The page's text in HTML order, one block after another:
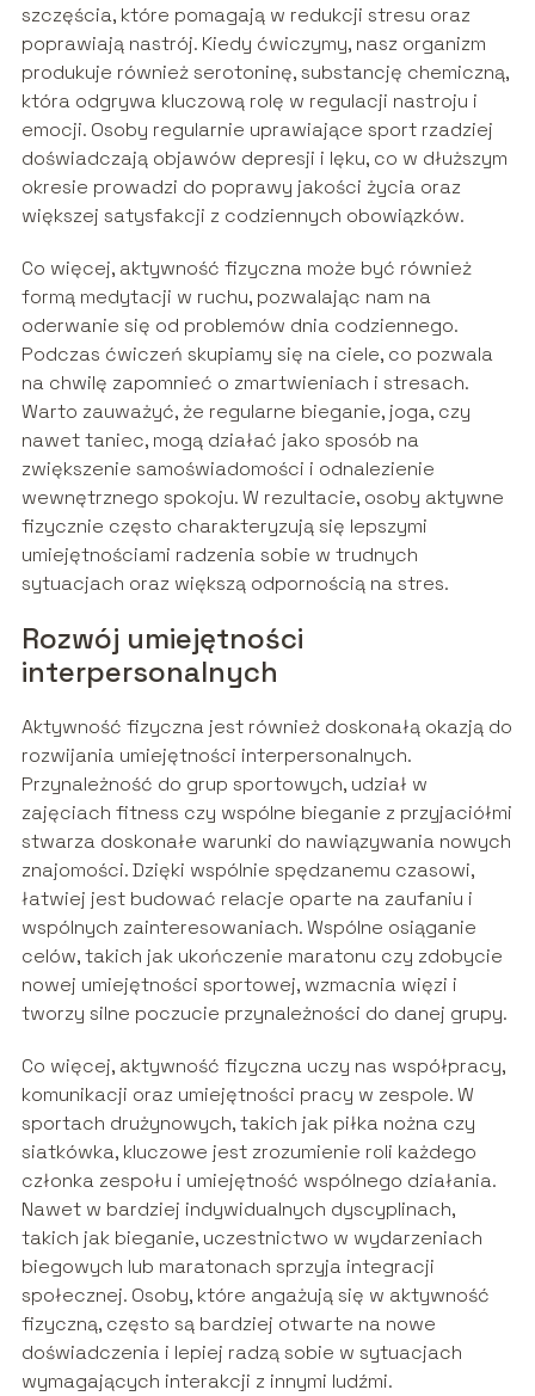
szczęścia, które pomagają w redukcji stresu oraz
poprawiają nastrój. Kiedy ćwiczymy, nasz organizm
produkuje również serotoninę, substancję chemiczną,
która odgrywa kluczową rolę w regulacji nastroju i
emocji. Osoby regularnie uprawiające sport rzadziej
doświadczają objawów depresji i lęku, co w dłuższym
okresie prowadzi do poprawy jakości życia oraz
większej satysfakcji z codziennych obowiązków.
Co więcej, aktywność fizyczna może być również
formą medytacji w ruchu, pozwalając nam na
oderwanie się od problemów dnia codziennego.
Podczas ćwiczeń skupiamy się na ciele, co pozwala
na chwilę zapomnieć o zmartwieniach i stresach.
Warto zauważyć, że regularne bieganie, joga, czy
nawet taniec, mogą działać jako sposób na
zwiększenie samoświadomości i odnalezienie
wewnętrznego spokoju. W rezultacie, osoby aktywne
fizycznie często charakteryzują się lepszymi
umiejętnościami radzenia sobie w trudnych
sytuacjach oraz większą odpornością na stres.
Rozwój umiejętności
interpersonalnych
Aktywność fizyczna jest również doskonałą okazją do
rozwijania umiejętności interpersonalnych.
Przynależność do grup sportowych, udział w
zajęciach fitness czy wspólne bieganie z przyjaciółmi
stwarza doskonałe warunki do nawiązywania nowych
znajomości. Dzięki wspólnie spędzanemu czasowi,
łatwiej jest budować relacje oparte na zaufaniu i
wspólnych zainteresowaniach. Wspólne osiąganie
celów, takich jak ukończenie maratonu czy zdobycie
nowej umiejętności sportowej, wzmacnia więzi i
tworzy silne poczucie przynależności do danej grupy.
Co więcej, aktywność fizyczna uczy nas współpracy,
komunikacji oraz umiejętności pracy w zespole. W
sportach drużynowych, takich jak piłka nożna czy
siatkówka, kluczowe jest zrozumienie roli każdego
członka zespołu i umiejętność wspólnego działania.
Nawet w bardziej indywidualnych dyscyplinach,
takich jak bieganie, uczestnictwo w wydarzeniach
biegowych lub maratonach sprzyja integracji
społecznej. Osoby, które angażują się w aktywność
fizyczną, często są bardziej otwarte na nowe
doświadczenia i lepiej radzą sobie w sytuacjach
wymagających interakcji z innymi ludźmi.